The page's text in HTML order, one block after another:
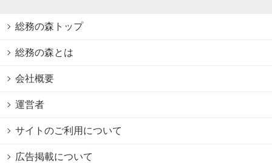
総務の森トップ
総務の森とは
会社概要
運営者
サイトのご利用について
広告掲載について